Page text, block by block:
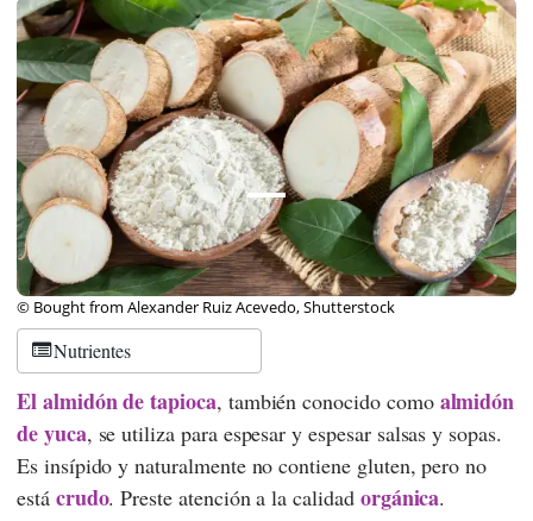
© Bought from Alexander Ruiz Acevedo, Shutterstock
Nutrientes
El almidón de tapioca, también conocido como almidón
de yuca, se utiliza para espesar y espesar salsas y sopas.
Es insípido y naturalmente no contiene gluten, pero no
está crudo. Preste atención a la calidad orgánica.